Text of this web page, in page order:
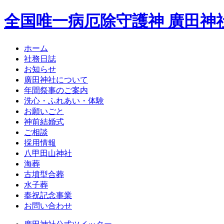
全国唯一病厄除守護神 廣田神
ホーム
社務日誌
お知らせ
廣田神社について
年間祭事のご案内
洗心・ふれあい・体験
お願いごと
神前結婚式
ご相談
採用情報
八甲田山神社
海葬
古墳型合葬
水子葬
奉祝記念事業
お問い合わせ